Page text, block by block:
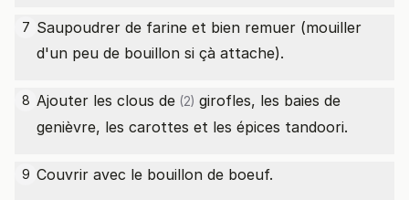
7 Saupoudrer de farine et bien remuer (mouiller
d'un peu de bouillon si çà attache).
8 Ajouter les clous de (2) girofles, les baies de
genièvre, les carottes et les épices tandoori.
9 Couvrir avec le bouillon de boeuf.